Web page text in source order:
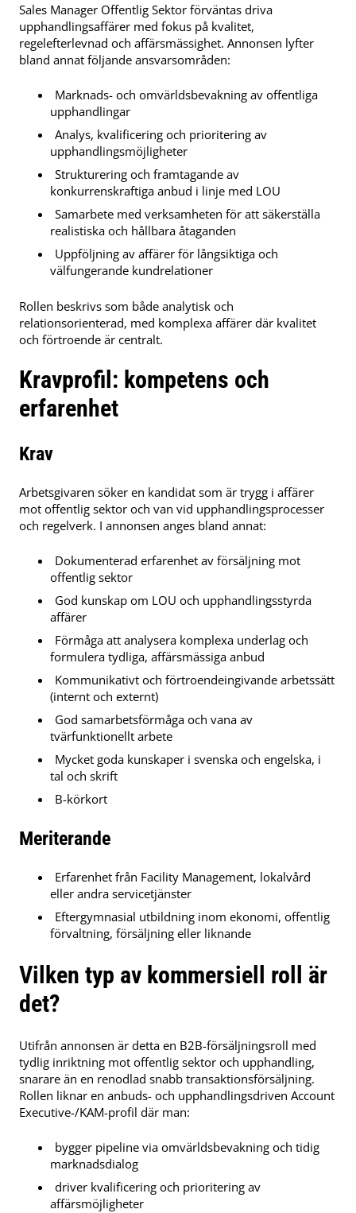
Sales Manager Offentlig Sektor förväntas driva
upphandlingsaffärer med fokus på kvalitet,
regelefterlevnad och affärsmässighet. Annonsen lyfter
bland annat följande ansvarsområden:
Marknads- och omvärldsbevakning av offentliga
upphandlingar
Analys, kvalificering och prioritering av
upphandlingsmöjligheter
Strukturering och framtagande av
konkurrenskraftiga anbud i linje med LOU
Samarbete med verksamheten för att säkerställa
realistiska och hållbara åtaganden
Uppföljning av affärer för långsiktiga och
välfungerande kundrelationer
Rollen beskrivs som både analytisk och
relationsorienterad, med komplexa affärer där kvalitet
och förtroende är centralt.
Kravprofil: kompetens och
erfarenhet
Krav
Arbetsgivaren söker en kandidat som är trygg i affärer
mot offentlig sektor och van vid upphandlingsprocesser
och regelverk. I annonsen anges bland annat:
Dokumenterad erfarenhet av försäljning mot
offentlig sektor
God kunskap om LOU och upphandlingsstyrda
affärer
Förmåga att analysera komplexa underlag och
formulera tydliga, affärsmässiga anbud
Kommunikativt och förtroendeingivande arbetssätt
(internt och externt)
God samarbetsförmåga och vana av
tvärfunktionellt arbete
Mycket goda kunskaper i svenska och engelska, i
tal och skrift
B-körkort
Meriterande
Erfarenhet från Facility Management, lokalvård
eller andra servicetjänster
Eftergymnasial utbildning inom ekonomi, offentlig
förvaltning, försäljning eller liknande
Vilken typ av kommersiell roll är
det?
Utifrån annonsen är detta en B2B-försäljningsroll med
tydlig inriktning mot offentlig sektor och upphandling,
snarare än en renodlad snabb transaktionsförsäljning.
Rollen liknar en anbuds- och upphandlingsdriven Account
Executive-/KAM-profil där man:
bygger pipeline via omvärldsbevakning och tidig
marknadsdialog
driver kvalificering och prioritering av
affärsmöjligheter